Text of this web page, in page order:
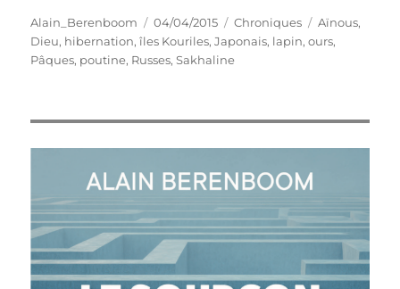
Auteur
Alain_Berenboom
Publié
le
04/04/2015 Catégories
Chroniques Étiquettes
Aïnous,
Dieu, hibernation,îles Kouriles,Japonais, lapin,ours,
Pâques, poutine, Russes,Sakhaline